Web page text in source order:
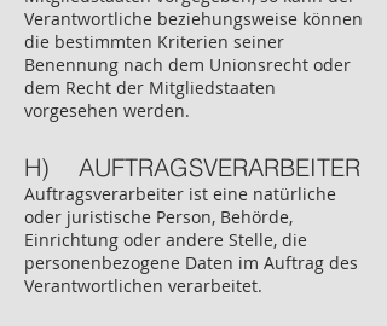
Verantwortliche beziehungsweise können
die bestimmten Kriterien seiner
Benennung nach dem Unionsrecht oder
dem Recht der Mitgliedstaaten
vorgesehen werden.
H) AUFTRAGSVERARBEITER
Auftragsverarbeiter ist eine natürliche
oder juristische Person, Behörde,
Einrichtung oder andere Stelle, die
personenbezogene Daten im Auftrag des
Verantwortlichen verarbeitet.